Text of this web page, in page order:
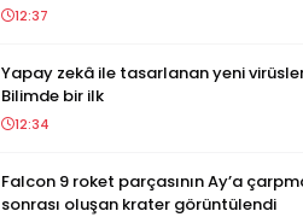
12:37
Yapay zekâ ile tasarlanan yeni
Bilimde bir ilk
12:34
Falcon 9 roket parçasının Ay’a
sonrası oluşan krater görüntülendi